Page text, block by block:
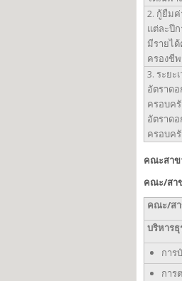
2. กู้ยืมค่
แต่ละปี
มีรายไ
ครองชี
3. ระยะ
อัตราด
ครอบครั
อัตราด
ครอบค
คณะสาข
คณะ/สา
คณะ/ส
บริหารธุ
การ
การ